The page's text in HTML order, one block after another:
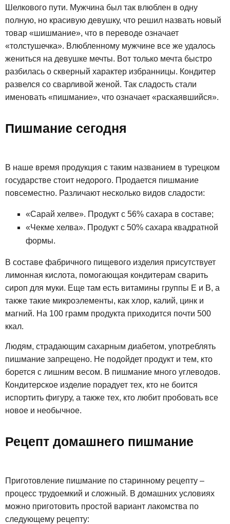
Шелкового пути. Мужчина был так влюблен в одну
полную, но красивую девушку, что решил назвать новый
товар «шишмание», что в переводе означает
«толстушечка». Влюбленному мужчине все же удалось
жениться на девушке мечты. Вот только мечта быстро
разбилась о скверный характер избранницы. Кондитер
развелся со сварливой женой. Так сладость стали
именовать «пишмание», что означает «раскаявшийся».
Пишмание сегодня
В наше время продукция с таким названием в турецком
государстве стоит недорого. Продается пишмание
повсеместно. Различают несколько видов сладости:
«Сарай хелве». Продукт с 56% сахара в составе;
«Чекме хелва». Продукт с 50% сахара квадратной
формы.
В составе фабричного пищевого изделия присутствует
лимонная кислота, помогающая кондитерам сварить
сироп для муки. Еще там есть витамины группы Е и В, а
также такие микроэлементы, как хлор, калий, цинк и
магний. На 100 грамм продукта приходится почти 500
ккал.
Людям, страдающим сахарным диабетом, употреблять
пишмание запрещено. Не подойдет продукт и тем, кто
борется с лишним весом. В пишмание много углеводов.
Кондитерское изделие порадует тех, кто не боится
испортить фигуру, а также тех, кто любит пробовать все
новое и необычное.
Рецепт домашнего пишмание
Приготовление пишмание по старинному рецепту –
процесс трудоемкий и сложный. В домашних условиях
можно приготовить простой вариант лакомства по
следующему рецепту: